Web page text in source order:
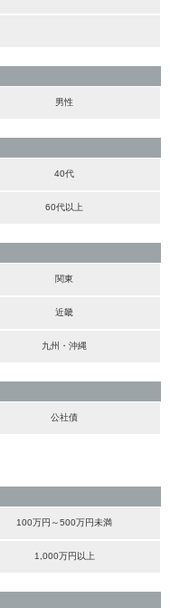
男性
40代
60代以上
関東
近畿
九州・沖縄
公社債
100万円～500万円未満
1,000万円以上